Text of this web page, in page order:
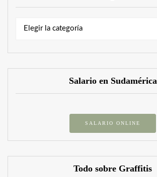
Elegir la categoría
Categorías
Salario en Sudamérica
SALARIO ONLINE
Todo sobre Graffitis